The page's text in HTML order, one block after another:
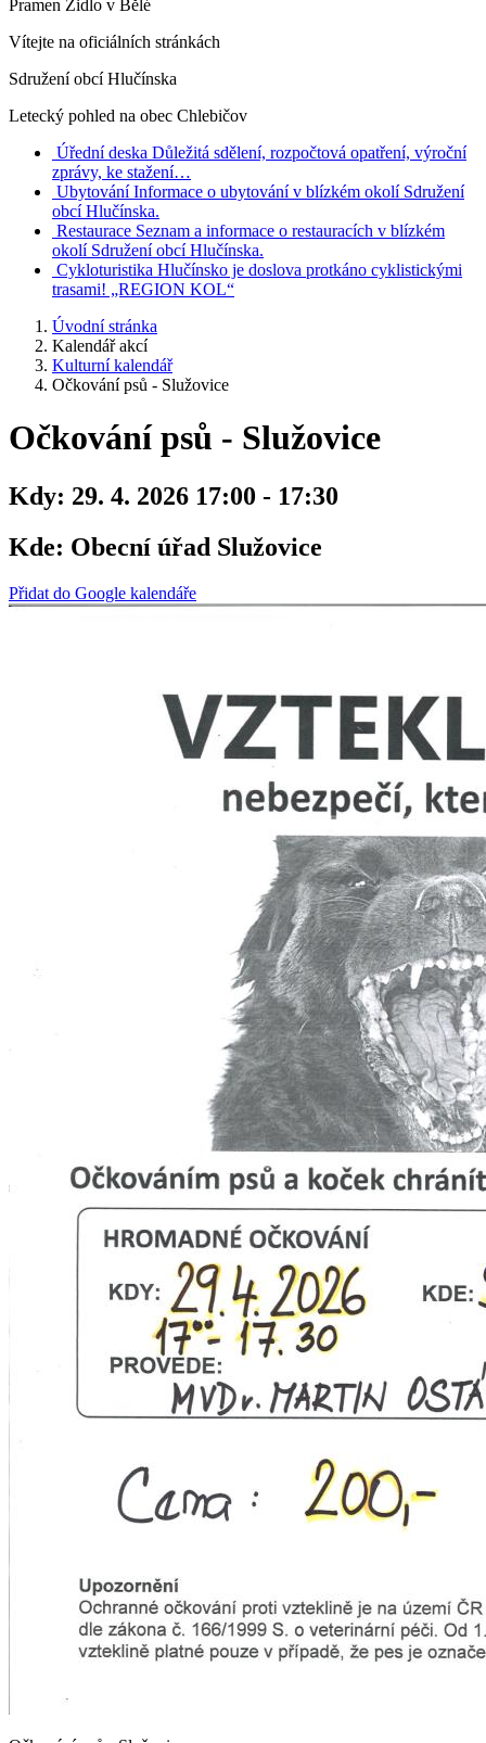
Pramen Židlo v Bělé
Vítejte na oficiálních stránkách
Sdružení obcí Hlučínska
Letecký pohled na obec Chlebičov
Úřední deska Důležitá sdělení, rozpočtová opatření, výroční
zprávy, ke stažení…
Ubytování Informace o ubytování v blízkém okolí Sdružení
obcí Hlučínska.
Restaurace Seznam a informace o restauracích v blízkém
okolí Sdružení obcí Hlučínska.
Cykloturistika Hlučínsko je doslova protkáno cyklistickými
trasami! „REGION KOL“
Úvodní stránka
Kalendář akcí
Kulturní kalendář
Očkování psů - Služovice
Očkování psů - Služovice
Kdy: 29. 4. 2026 17:00 - 17:30
Kde: Obecní úřad Služovice
Přidat do Google kalendáře